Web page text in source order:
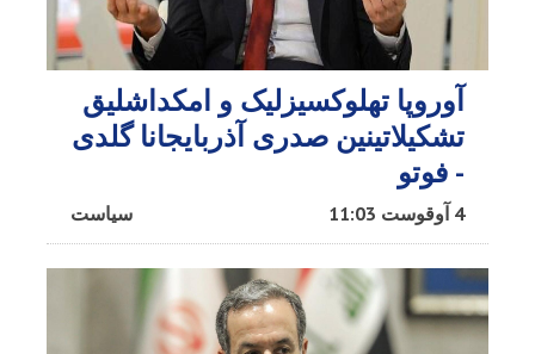
آوروپا تهلوکسیزلیک و امکداشلیق
تشکیلاتینین صدری آذربایجانا گلدی
- فوتو
سیاست 4 آوقوست 11:03